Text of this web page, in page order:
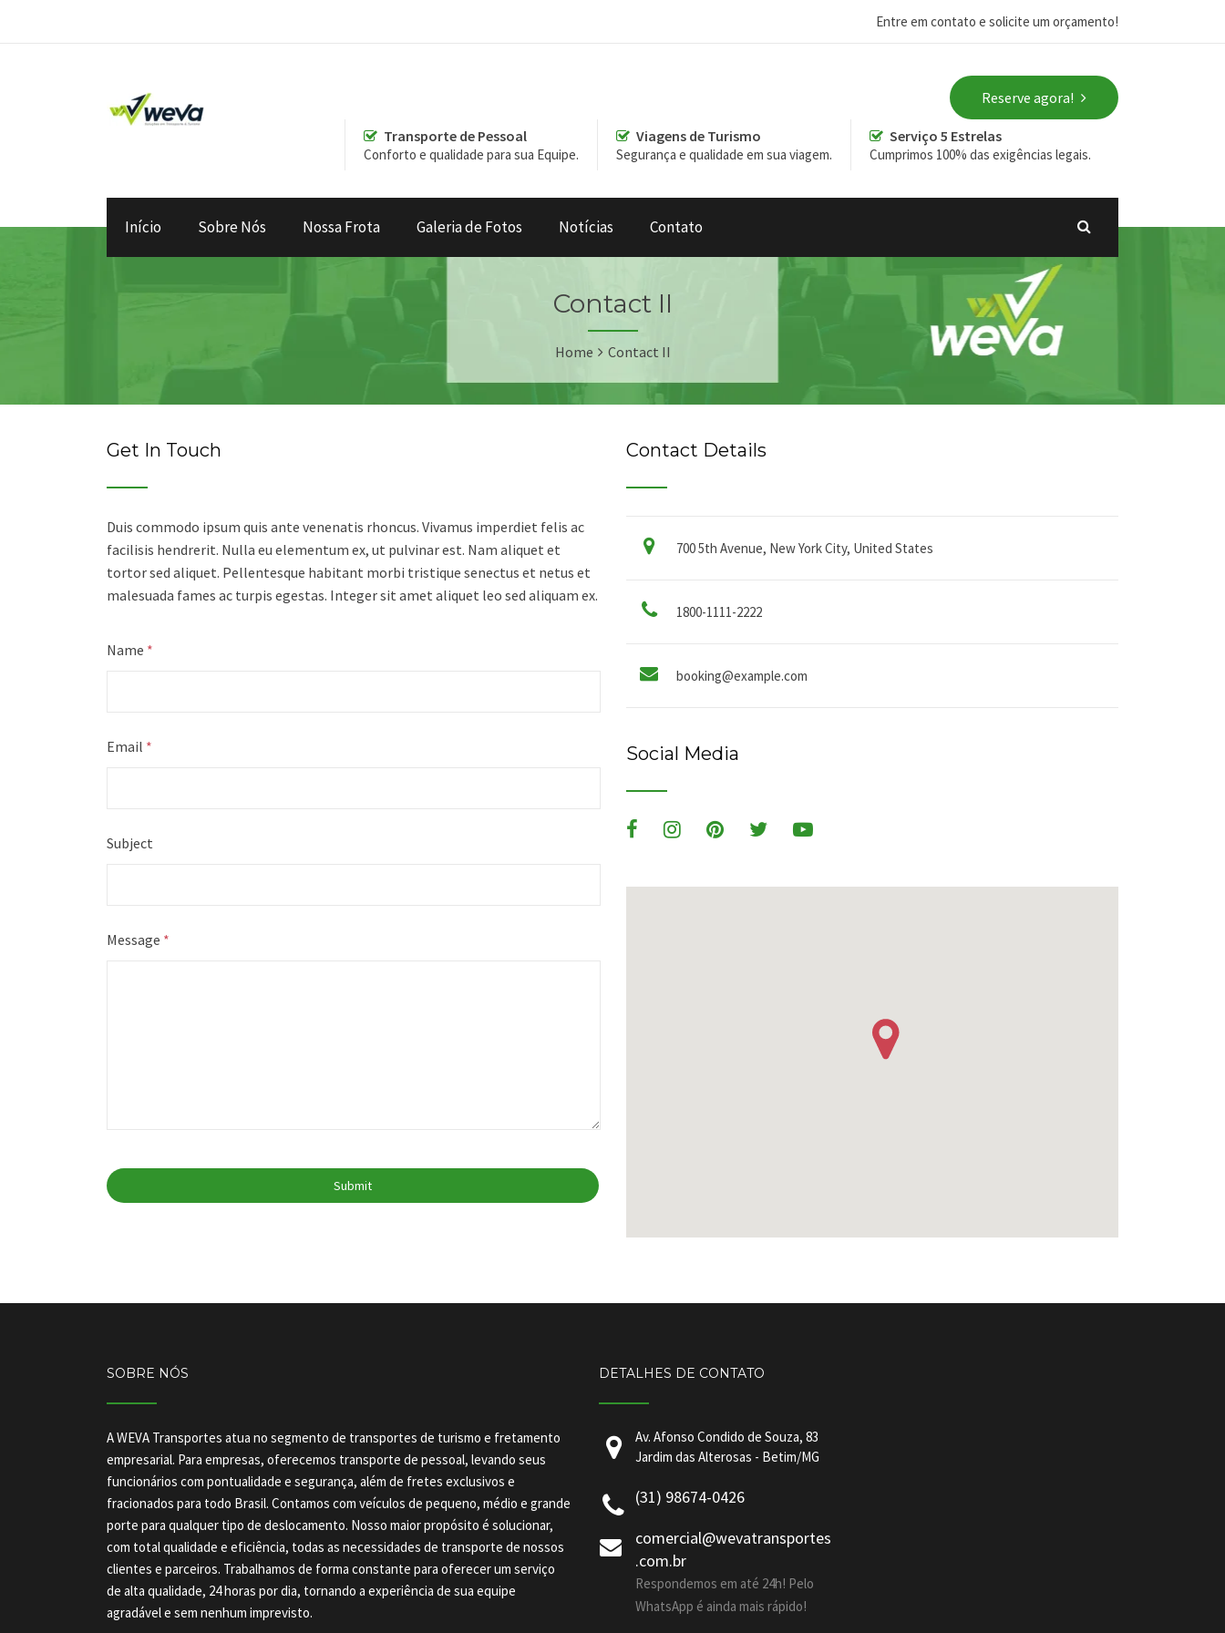
Entre em contato e solicite um orçamento!
Reserve agora!
Transporte de Pessoal
Conforto e qualidade para sua Equipe.
Viagens de Turismo
Segurança e qualidade em sua viagem.
Serviço 5 Estrelas
Cumprimos 100% das exigências legais.
Início Sobre Nós Nossa Frota Galeria de Fotos Notícias Contato
Contact II
Home Contact II
Get In Touch
Duis commodo ipsum quis ante venenatis rhoncus. Vivamus imperdiet felis ac
facilisis hendrerit. Nulla eu elementum ex, ut pulvinar est. Nam aliquet et
tortor sed aliquet. Pellentesque habitant morbi tristique senectus et netus et
malesuada fames ac turpis egestas. Integer sit amet aliquet leo sed aliquam ex.
Name *
Email *
Subject
Message *
Contact Details
700 5th Avenue, New York City, United States
1800-1111-2222
booking@example.com
Social Media
SOBRE NÓS
A WEVA Transportes atua no segmento de transportes de turismo e fretamento
empresarial. Para empresas, oferecemos transporte de pessoal, levando seus
funcionários com pontualidade e segurança, além de fretes exclusivos e
fracionados para todo Brasil. Contamos com veículos de pequeno, médio e grande
porte para qualquer tipo de deslocamento. Nosso maior propósito é solucionar,
com total qualidade e eficiência, todas as necessidades de transporte de nossos
clientes e parceiros. Trabalhamos de forma constante para oferecer um serviço
de alta qualidade, 24 horas por dia, tornando a experiência de sua equipe
agradável e sem nenhum imprevisto.
DETALHES DE CONTATO
Av. Afonso Condido de Souza, 83
Jardim das Alterosas - Betim/MG
(31) 98674-0426
comercial@wevatransportes
.com.br
Respondemos em até 24h! Pelo
WhatsApp é ainda mais rápido!